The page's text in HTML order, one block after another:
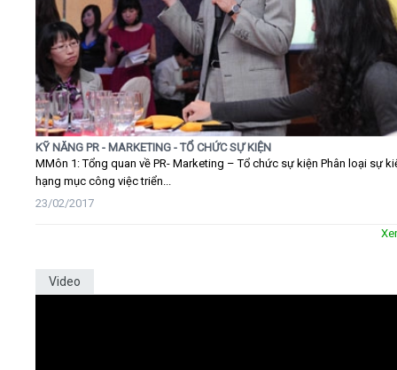
KỸ NĂNG PR - MARKETING - TỔ CHỨC SỰ KIỆN
MMôn 1: Tổng quan về PR- Marketing – Tổ chức sự kiện Phân loại sự
hạng mục công việc triển...
23/02/2017
Video